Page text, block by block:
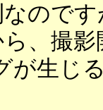
のです
、撮影
が生じ